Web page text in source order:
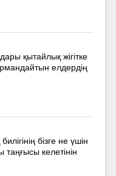
қытайлық жігітке
елдердің
бізге не үшін
келетінін